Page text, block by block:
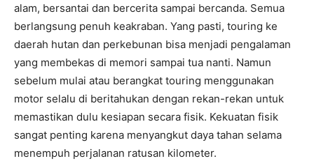
alam, bersantai dan bercerita sampai bercanda. Semua
berlangsung penuh keakraban. Yang pasti, touring ke
daerah hutan dan perkebunan bisa menjadi pengalaman
yang membekas di memori sampai tua nanti. Namun
sebelum mulai atau berangkat touring menggunakan
motor selalu di beritahukan dengan rekan-rekan untuk
memastikan dulu kesiapan secara fisik. Kekuatan fisik
sangat penting karena menyangkut daya tahan selama
menempuh perjalanan ratusan kilometer.